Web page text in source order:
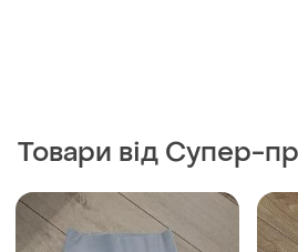
Товари від Супер-